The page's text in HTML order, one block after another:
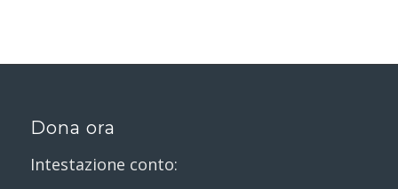
Dona ora
Intestazione conto: